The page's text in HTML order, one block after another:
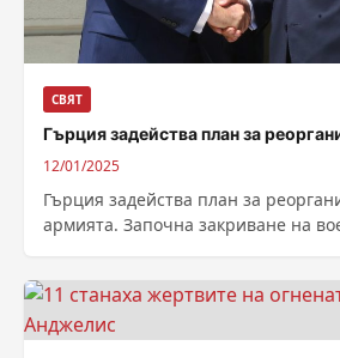
СВЯТ
Гърция задейства план за
12/01/2025
Гърция задейства план за
армията. Започна закриване на